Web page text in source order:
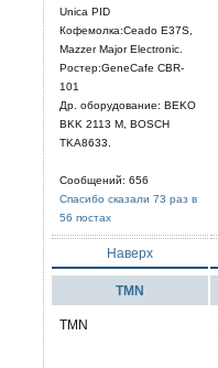
Unica PID
Кофемолка:Ceado E37S,
Mazzer Major Electronic.
Ростер:GeneCafe CBR-
101
Др. оборудование: BEKO
BKK 2113 M, BOSCH
TKA8633.
Сообщений: 656
Спасибо сказали 73 раз в
56 постах
Наверх
TMN
TMN